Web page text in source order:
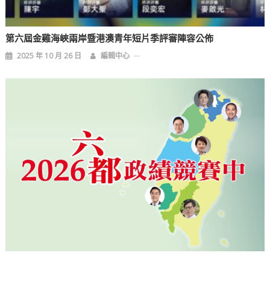
第六屆金雞海峽兩岸暨港澳青年短片季評審陣容公佈
2025 年 10 月 26 日 編輯中心